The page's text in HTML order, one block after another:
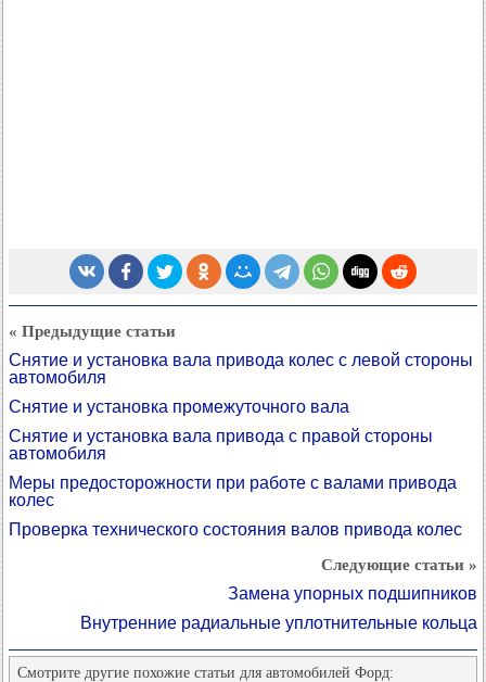
« Предыдущие статьи
Снятие и установка вала привода колес с левой стороны
автомобиля
Снятие и установка промежуточного вала
Снятие и установка вала привода с правой стороны
автомобиля
Меры предосторожности при работе с валами привода
колес
Проверка технического состояния валов привода колес
Следующие статьи »
Замена упорных подшипников
Внутренние радиальные уплотнительные кольца
Смотрите другие похожие статьи для автомобилей Форд: